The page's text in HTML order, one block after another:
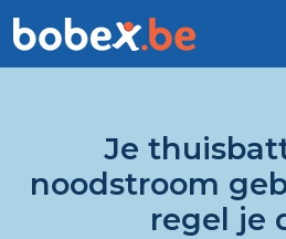
Je
noodstroom
regel je